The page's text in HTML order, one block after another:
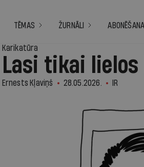
TĒMAS ŽURNĀLI ABONĒŠANA
Karikatūra
Lasi tikai
Ernests Kļaviņš 28.05.2026. IR